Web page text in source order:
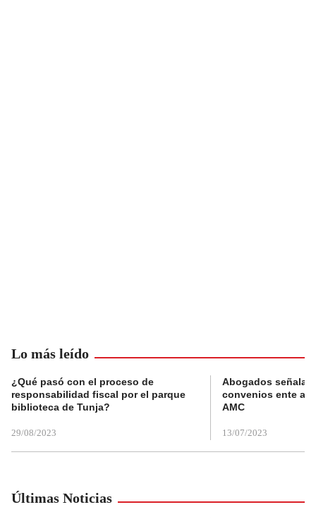
Lo más leído
¿Qué pasó con el proceso de
responsabilidad fiscal por el parque
biblioteca de Tunja?
29/08/2023
Abogados
convenios ente
AMC
13/07/2023
Últimas Noticias